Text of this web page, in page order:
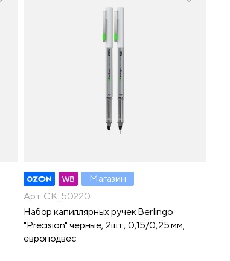
Магазин
Арт. CK_50220
Набор капиллярных ручек Berlingo
"Precision" черные, 2шт., 0,15/0,25 мм,
европодвес